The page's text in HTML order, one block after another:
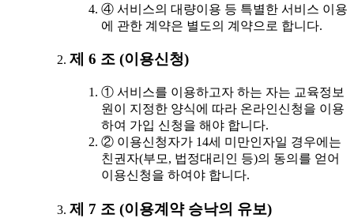
④ 서비스의 대량이용 등 특별한 서비스 이용
에 관한 계약은 별도의 계약으로 합니다.
제 6 조 (이용신청)
① 서비스를 이용하고자 하는 자는 교육정보
원이 지정한 양식에 따라 온라인신청을 이용
하여 가입 신청을 해야 합니다.
② 이용신청자가 14세 미만인자일 경우에는
친권자(부모, 법정대리인 등)의 동의를 얻어
이용신청을 하여야 합니다.
제 7 조 (이용계약 승낙의 유보)